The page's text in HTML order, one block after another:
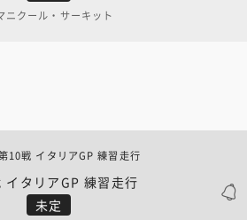
ニクール・サーキット
未定
イタリアGP 練習走行
戦 イタリアGP 練習走行